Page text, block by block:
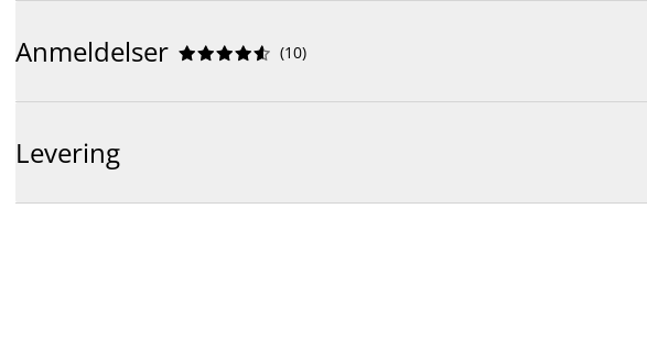
Anmeldelser 




 (10)
Levering